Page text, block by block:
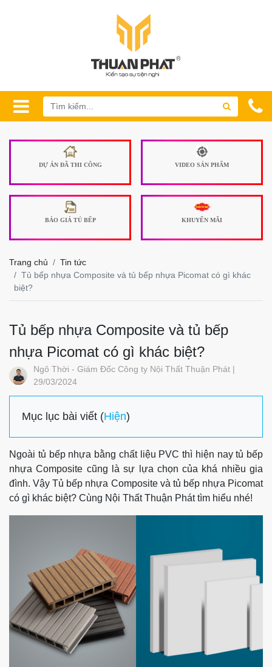
DỰ ÁN ĐÃ THI CÔNG VIDEO SẢN PHẨM
BÁO GIÁ TỦ BẾP KHUYẾN MÃI
Trang chủ
Tin tức
Tủ bếp nhựa Composite và tủ bếp nhựa Picomat có gì khác
biệt?
Tủ bếp nhựa Composite và tủ bếp
nhựa Picomat có gì khác biệt?
Ngô Thời - Giám Đốc Công ty Nội Thất Thuận Phát |
29/03/2024
Mục lục bài viết (Hiện)
Ngoài tủ bếp nhựa bằng chất liệu PVC thì hiện nay tủ bếp
nhựa Composite cũng là sự lựa chọn của khá nhiều gia
đình. Vậy Tủ bếp nhựa Composite và tủ bếp nhựa Picomat
có gì khác biệt? Cùng Nội Thất Thuận Phát tìm hiểu nhé!